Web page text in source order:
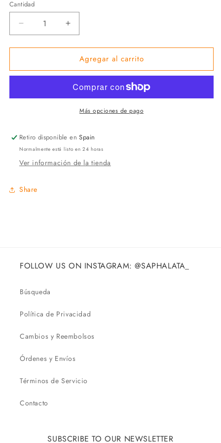
Cantidad
Reducir
cantidad
para
&amp;
Aumentar
cantidad
para
Gold
&amp;
Earrings
Agregar al carrito
Más opciones de pago
Retiro disponible enSpain
Normalmente está listo en 24 horas
Ver información de la tienda
Share
FOLLOW US ON INSTAGRAM: @SAPHALATA_
Búsqueda
Política de Privacidad
Cambios y Reembolsos
Órdenes y Envíos
Términos de Servicio
Contacto
SUBSCRIBE TO OUR NEWSLETTER